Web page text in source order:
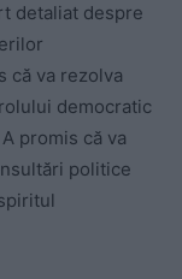
detaliat despre
că va rezolva
democratic
promis că va
politice